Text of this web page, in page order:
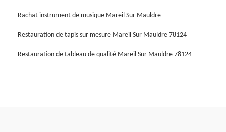
Rachat instrument de musique Mareil Sur Mauldre
Restauration de tapis sur mesure Mareil Sur Mauldre 78124
Restauration de tableau de qualité Mareil Sur Mauldre 78124